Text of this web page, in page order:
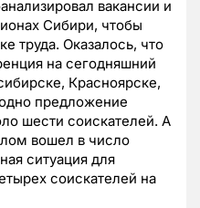
вакансии и
Сибири, чтобы
труда. Оказалось, что
на сегодняшний
Красноярске,
предложение
шести соискателей. А
вошел в число
ситуация для
соискателей на